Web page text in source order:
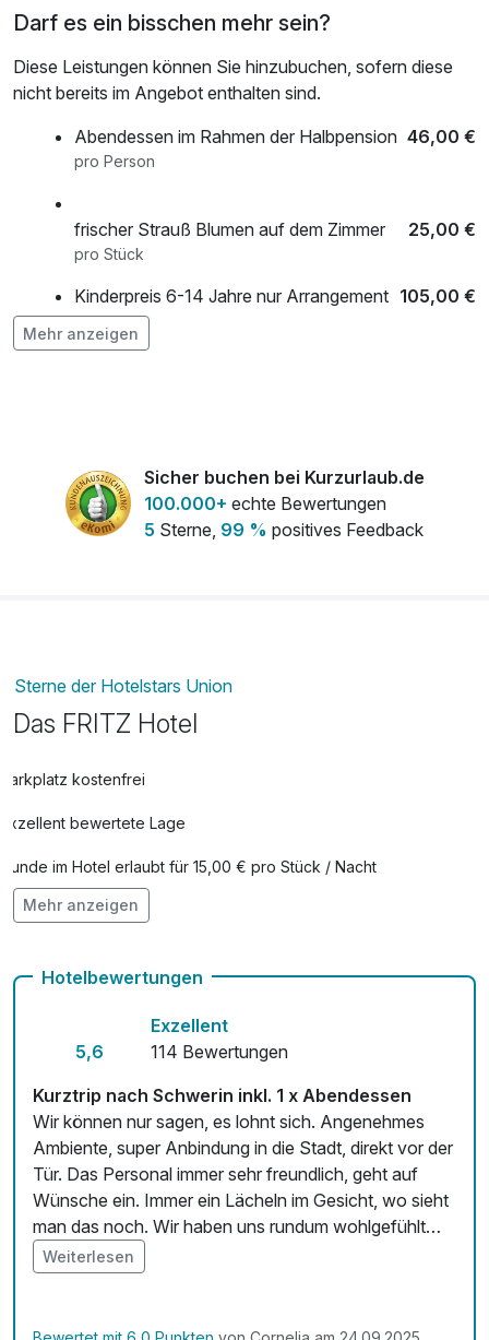
schöne Fachwerkhäuser und gemütliche Cafés. Verpassen
Produkten.
Schweriner See: Der Schweriner See ist der viertgrößte
See in Deutschland und ein Paradies für Wassersportler.
oder einfach nur die malerische Aussicht auf den See
genießen.
Darf es ein bisschen mehr sein?
Diese Leistungen können Sie hinzubuchen, sofern diese
nicht bereits im Angebot enthalten sind.
Abendessen im Rahmen der Halbpension 46,00 €
pro Person
frischer Strauß Blumen auf dem Zimmer 25,00 €
pro Stück
Kinderpreis 6-14 Jahre nur Arrangement
"Willkommen im Schweriner Zoo"
105,00 €
pro Person
Mehr anzeigen
Sicher buchen bei Kurzurlaub.de
100.000+ echte Bewertungen
5 Sterne, 99 % positives Feedback
Sterne der Hotelstars Union
Das FRITZ Hotel
Parkplatz kostenfrei
Exzellent bewertete Lage
Hunde im Hotel erlaubt für 15,00 € pro Stück / Nacht
Auch vegetarische Speisen
Mehr anzeigen
Hotelbewertungen
5,6
Exzellent
114 Bewertungen
Kurztrip nach Schwerin inkl. 1 x Abendessen
Wir können nur sagen, es lohnt sich. Angenehmes
Ambiente, super Anbindung in die Stadt, direkt vor der
Tür. Das Personal immer sehr freundlich, geht auf
Wünsche ein. Immer ein Lächeln im Gesicht, wo sieht
man das noch. Wir haben uns rundum wohlgefühlt
und kommen bestimmt noch mal wieder
Weiterlesen